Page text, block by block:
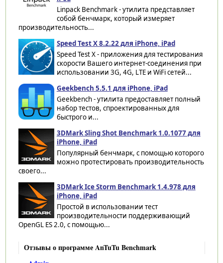
Linpack Benchmark - утилита представляет
собой бенчмарк, который измеряет
производительность...
Speed Test X 8.2.22 для iPhone, iPad
Speed Test X - приложения для тестирования
скорости Вашего интернет-соединения при
использовании 3G, 4G, LTE и WiFi сетей...
Geekbench 5.5.1 для iPhone, iPad
Geekbench - утилита предоставляет полный
набор тестов, спроектированных для
быстрого и...
3DMark Sling Shot Benchmark 1.0.1077 для
iPhone, iPad
Популярный бенчмарк, с помощью которого
можно протестировать производительность
своего...
3DMark Ice Storm Benchmark 1.4.978 для
iPhone, iPad
Простой в использовании тест
производительности поддерживающий
OpenGL ES 2.0, с помощью...
Отзывы о программе AnTuTu Benchmark